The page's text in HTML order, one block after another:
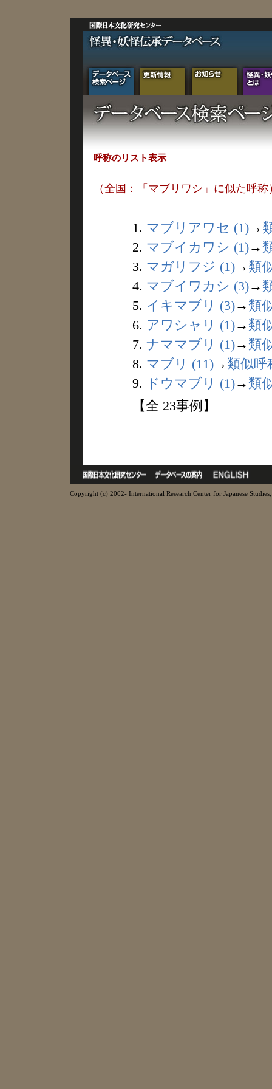
呼称のリスト表示
（全国：「マブリワシ」に似た呼称
1. マブリアワセ (1)→
2. マブイカワシ (1)→
3. マガリフジ (1)→ 類
4. マブイワカシ (3)→
5. イキマブリ (3)→ 類
6. アワシャリ (1)→ 類
7. ナママブリ (1)→ 類
8. マブリ (11)→ 類似呼
9.
ドウマブリ (1)→ 類
【全 23事例】
Copyright (c) 2002- International Research Center for Japanese